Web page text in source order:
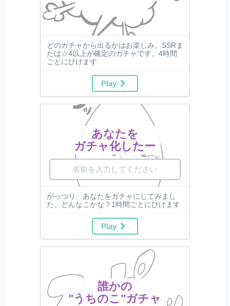
どのガチャから出るかはお楽しみ。SSRま
たは☆4以上が確定のガチャです。4時間
ごとにひけます
Play
あなたを
ガチャ化したー
がっつり、あなたをガチャにしてみまし
た。どんなこかな？1時間ごとにひけます
Play
誰かの
"うちのこ"ガチャ